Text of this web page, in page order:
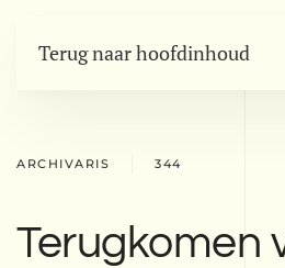
Terug naar hoofdinhoud
ARCHIVARIS 344
Terugkomen